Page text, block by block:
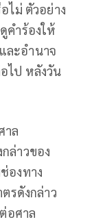
ไม่ ตัวอย่าง
คำร้องให้
ละอำนาจ
ไป หลังวัน
าล
ล่าวของ
องทาง
รดังกล่าว
อศาล